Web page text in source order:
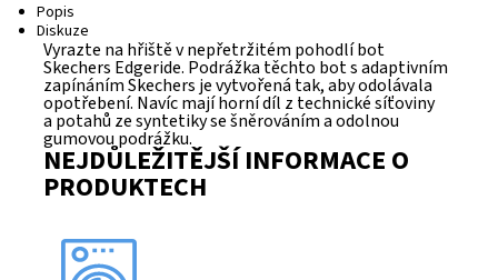
Popis
Diskuze
Vyrazte na hřiště v nepřetržitém pohodlí bot
Skechers Edgeride. Podrážka těchto bot s adaptivním
zapínáním Skechers je vytvořená tak, aby odolávala
opotřebení. Navíc mají horní díl z technické síťoviny
a potahů ze syntetiky se šněrováním a odolnou
gumovou podrážku.
NEJDŮLEŽITĚJŠÍ INFORMACE O
PRODUKTECH